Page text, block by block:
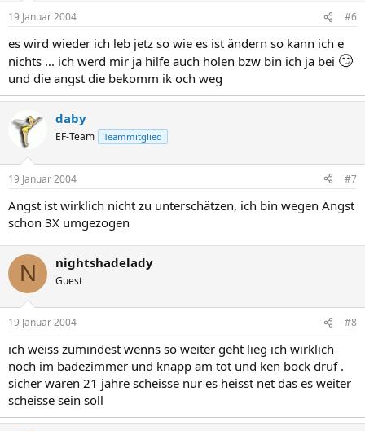
19 Januar 2004 #6
es wird wieder ich leb jetz so wie es ist ändern so kann ich e
nichts ... ich werd mir ja hilfe auch holen bzw bin ich ja bei 🙄
und die angst die bekomm ik och weg
daby
EF-Team Teammitglied
19 Januar 2004 #7
Angst ist wirklich nicht zu unterschätzen, ich bin wegen Angst
schon 3X umgezogen
N nightshadelady
Guest
19 Januar 2004 #8
ich weiss zumindest wenns so weiter geht lieg ich wirklich
noch im badezimmer und knapp am tot und ken bock druf .
sicher waren 21 jahre scheisse nur es heisst net das es weiter
scheisse sein soll